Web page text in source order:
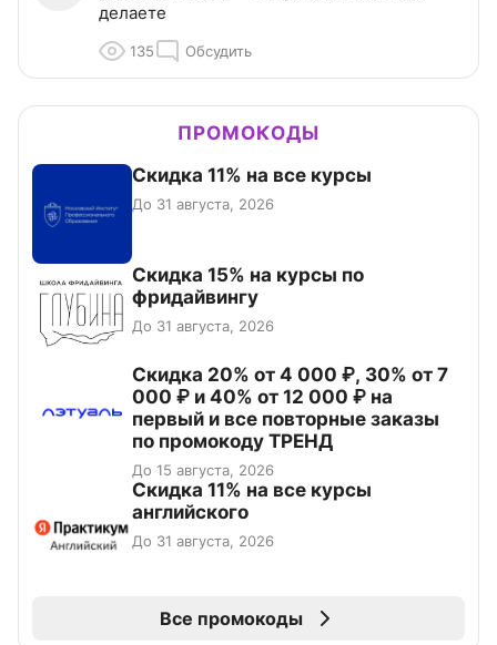
делаете
135 Обсудить
ПРОМОКОДЫ
Скидка 11% на все курсы
До 31 августа, 2026
Скидка 15% на курсы по
фридайвингу
До 31 августа, 2026
Скидка 20% от 4 000 ₽, 30% от 7
000 ₽ и 40% от 12 000 ₽ на
первый и все повторные заказы
по промокоду ТРЕНД
До 15 августа, 2026
Скидка 11% на все курсы
английского
До 31 августа, 2026
Все промокоды